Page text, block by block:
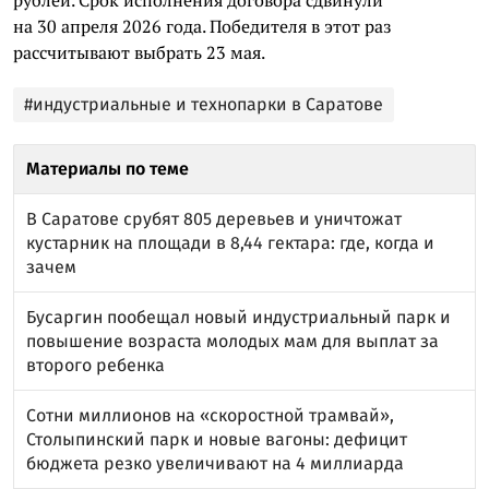
на 30 апреля 2026 года. Победителя в этот раз
рассчитывают выбрать 23 мая.
#индустриальные и технопарки в Саратове
Материалы по теме
В Саратове срубят 805 деревьев и уничтожат
кустарник на площади в 8,44 гектара: где, когда и
зачем
Бусаргин пообещал новый индустриальный парк и
повышение возраста молодых мам для выплат за
второго ребенка
Сотни миллионов на «скоростной трамвай»,
Столыпинский парк и новые вагоны: дефицит
бюджета резко увеличивают на 4 миллиарда